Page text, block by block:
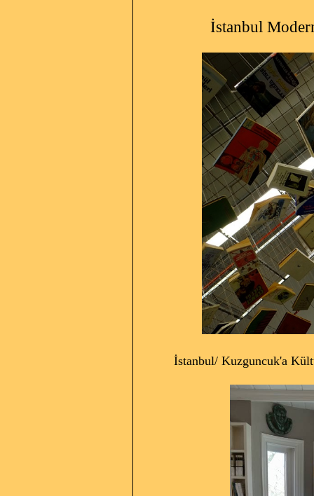
İstanbul Modern +
İstanbul/ Kuzguncuk'a